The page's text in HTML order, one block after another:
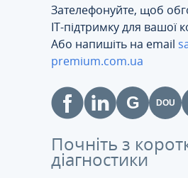
Зателефонуйте, щоб
ІТ-підтримку для вашої
Або напишіть на email
premium.com.ua
Почніть з
діагностики